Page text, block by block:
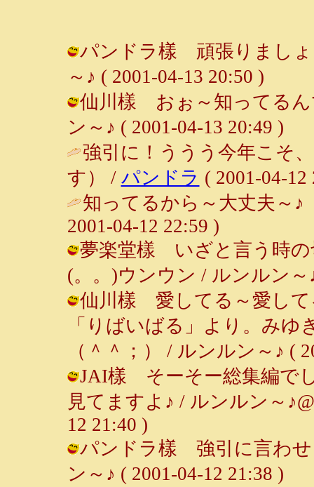
パンドラ樣 頑張りましょ
～♪ ( 2001-04-13 20:50 )
仙川樣 おぉ～知ってるん
ン～♪ ( 2001-04-13 20:49 )
強引に！ううう今年こそ
す） / パンドラ ( 2001-04-12
知ってるから～大丈夫～
2001-04-12 22:59 )
夢楽堂樣 いざと言う時の
(。。)ウンウン / ルンルン～
仙川樣 愛してる～愛して
「りばいばる」より。み
（＾＾；） / ルンルン～♪ (
JAI樣 そーそー総集編で
見てますよ♪ / ルンルン～
12 21:40 )
パンドラ樣 強引に言わ
ン～♪ ( 2001-04-12 21:38 )